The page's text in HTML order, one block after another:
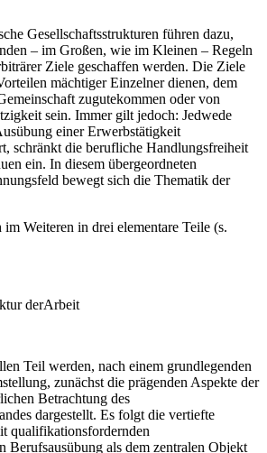
Gesellschaftsstrukturen führen dazu,
– im Großen, wie im Kleinen – Regeln
Ziele geschaffen werden. Die Ziele
mächtiger Einzelner dienen, dem
zugutekommen oder von
sein. Immer gilt jedoch: Jedwede
einer Erwerbstätigkeit
schränkt die berufliche Handlungsfreiheit
ein. In diesem übergeordneten
bewegt sich die Thematik der
Weiteren in drei elementare Teile (s.
derArbeit
Teil werden, nach einem grundlegenden
zunächst die prägenden Aspekte der
Betrachtung des
dargestellt. Es folgt die vertiefte
qualifikationsfordernden
Berufsausübung als dem zentralen Objekt